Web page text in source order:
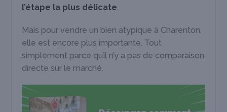
l’étape la plus délicate
Mais pour vendre un bien atypique à Charenton,
elle est encore plus importante. Tout
simplement parce qu’il n’y a pas de comparaison
directe sur le marché.